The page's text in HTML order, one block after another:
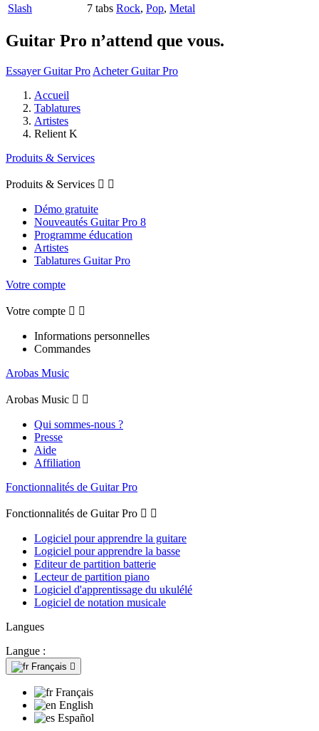
Slash
7 tabs Rock, Pop, Metal
Guitar Pro n’attend que vous.
Essayer Guitar Pro Acheter Guitar Pro
Accueil
Tablatures
Artistes
Relient K
Produits & Services
Produits & Services  
Démo gratuite
Nouveautés Guitar Pro 8
Programme éducation
Artistes
Tablatures Guitar Pro
Votre compte
Votre compte  
Informations personnelles
Commandes
Arobas Music
Arobas Music  
Qui sommes-nous ?
Presse
Aide
Affiliation
Fonctionnalités de Guitar Pro
Fonctionnalités de Guitar Pro  
Logiciel pour apprendre la guitare
Logiciel pour apprendre la basse
Editeur de partition batterie
Lecteur de partition piano
Logiciel d'apprentissage du ukulélé
Logiciel de notation musicale
Langues
Langue :
Français 
Français
English
Español